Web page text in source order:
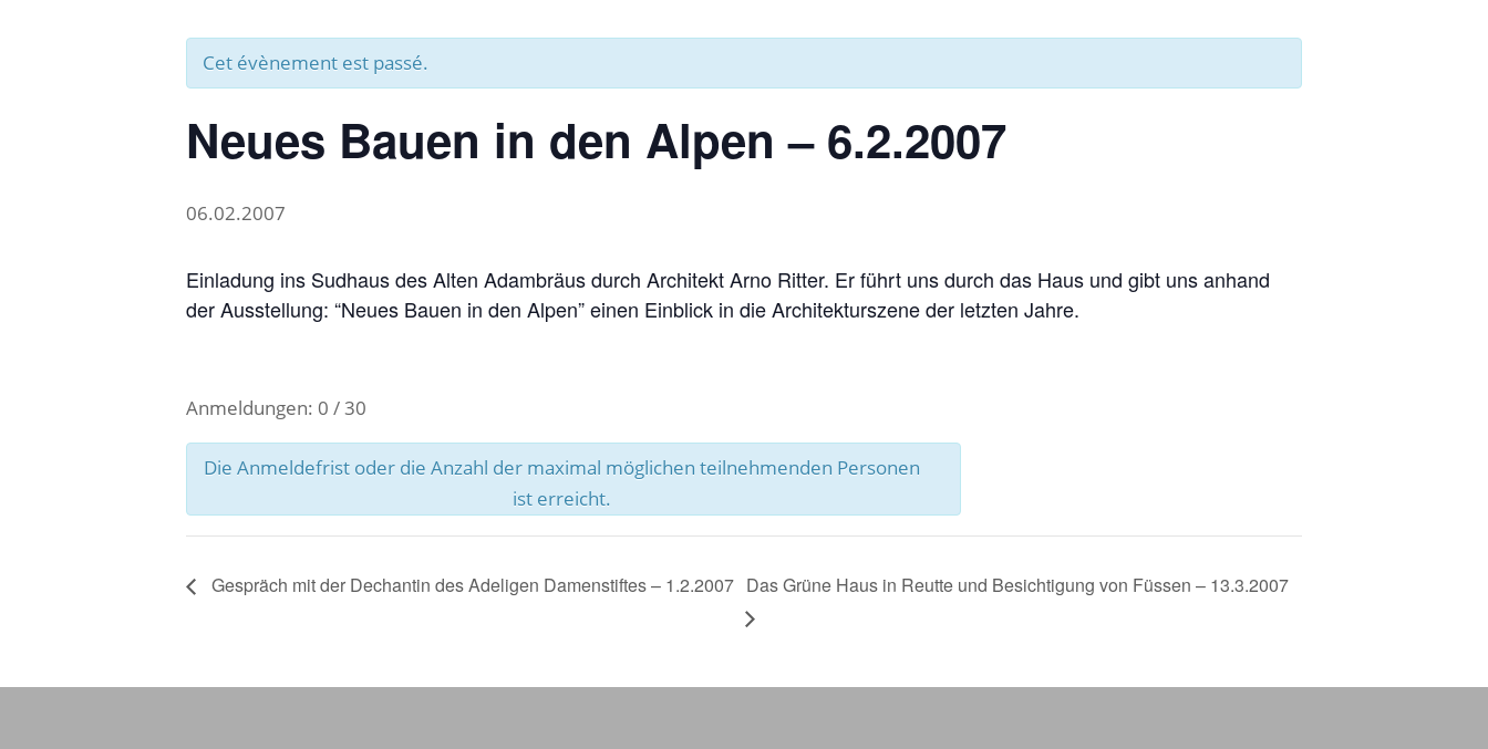
Cet évènement est passé.
Neues Bauen in den Alpen – 6.2.2007
06.02.2007
Einladung ins Sudhaus des Alten Adambräus durch Architekt Arno Ritter. Er führt uns durch das Haus und gibt uns anhand
der Ausstellung: “Neues Bauen in den Alpen” einen Einblick in die Architekturszene der letzten Jahre.
Anmeldungen: 0 / 30
Die Anmeldefrist oder die Anzahl der maximal möglichen teilnehmenden Personen
ist erreicht.
Gespräch mit der Dechantin des Adeligen Damenstiftes – 1.2.2007 Das Grüne Haus in Reutte und Besichtigung von Füssen – 13.3.2007